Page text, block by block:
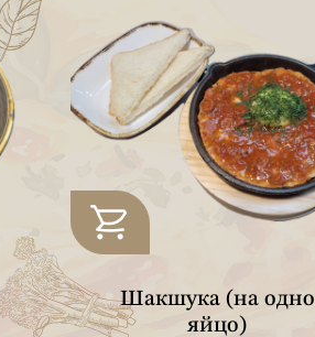
Шакшука (на одно
яйцо)